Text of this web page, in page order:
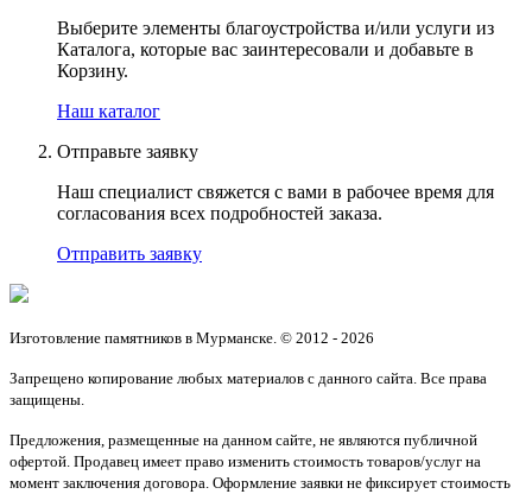
Выберите элементы благоустройства и/или услуги из
Каталога, которые вас заинтересовали и добавьте в
Корзину.
Наш каталог
Отправьте заявку
Наш специалист свяжется с вами в рабочее время для
согласования всех подробностей заказа.
Отправить заявку
Изготовление памятников в Мурманске. © 2012 - 2026
Запрещено копирование любых материалов с данного сайта. Все права
защищены.
Предложения, размещенные на данном сайте, не являются публичной
офертой. Продавец имеет право изменить стоимость товаров/услуг на
момент заключения договора. Оформление заявки не фиксирует стоимость